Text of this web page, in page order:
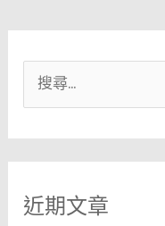
尋
關
字
近期文章